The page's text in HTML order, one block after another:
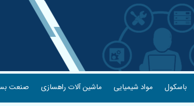
باسکول مواد شیمیایی ماشین آلات راهسازی صنعت